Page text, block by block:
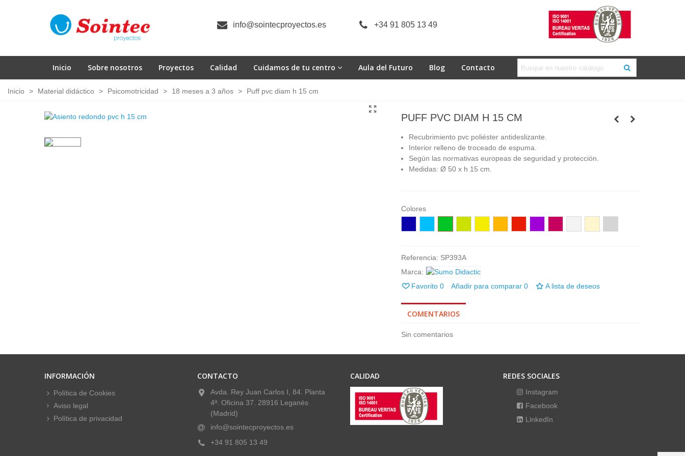
info@sointecproyectos.es +34 91 805 13 49
Inicio Sobre nosotros Proyectos Calidad Cuidamos de tu centro Aula del Futuro Blog Contacto
Inicio > Material didáctico > Psicomotricidad > 18 meses a 3 años > Puff pvc diam h 15 cm
PUFF PVC DIAM H 15 CM
Recubrimiento pvc poliéster antideslizante.
Interior relleno de troceado de espuma.
Según las normativas europeas de seguridad y protección.
Medidas: Ø 50 x h 15 cm.
Colores
Referencia: SP393A
Marca:
Favorito 0 Añadir para comparar 0 A lista de deseos
COMENTARIOS
Sin comentarios
INFORMACIÓN
Política de Cookies
Aviso legal
Política de privacidad
CONTACTO
Avda. Rey Juan Carlos I, 84. Planta
4ª. Oficina 37. 28916 Leganés
(Madrid)
info@sointecproyectos.es
+34 91 805 13 49
CALIDAD REDES SOCIALES
Instagram
Facebook
LinkedIn